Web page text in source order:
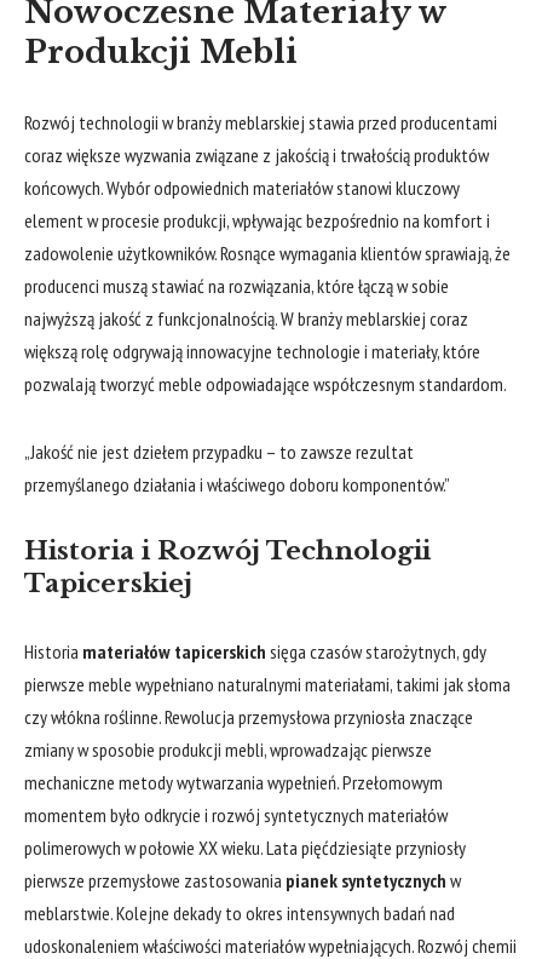
Nowoczesne Materiały w
Produkcji Mebli
Rozwój technologii w branży meblarskiej stawia przed producentami
coraz większe wyzwania związane z jakością i trwałością produktów
końcowych. Wybór odpowiednich materiałów stanowi kluczowy
element w procesie produkcji, wpływając bezpośrednio na komfort i
zadowolenie użytkowników. Rosnące wymagania klientów sprawiają, że
producenci muszą stawiać na rozwiązania, które łączą w sobie
najwyższą jakość z funkcjonalnością. W branży meblarskiej coraz
większą rolę odgrywają innowacyjne technologie i materiały, które
pozwalają tworzyć meble odpowiadające współczesnym standardom.
„Jakość nie jest dziełem przypadku – to zawsze rezultat
przemyślanego działania i właściwego doboru komponentów.”
Historia i Rozwój Technologii
Tapicerskiej
Historia materiałów tapicerskich sięga czasów starożytnych, gdy
pierwsze meble wypełniano naturalnymi materiałami, takimi jak słoma
czy włókna roślinne. Rewolucja przemysłowa przyniosła znaczące
zmiany w sposobie produkcji mebli, wprowadzając pierwsze
mechaniczne metody wytwarzania wypełnień. Przełomowym
momentem było odkrycie i rozwój syntetycznych materiałów
polimerowych w połowie XX wieku. Lata pięćdziesiąte przyniosły
pierwsze przemysłowe zastosowania pianek syntetycznych w
meblarstwie. Kolejne dekady to okres intensywnych badań nad
udoskonaleniem właściwości materiałów wypełniających. Rozwój chemii